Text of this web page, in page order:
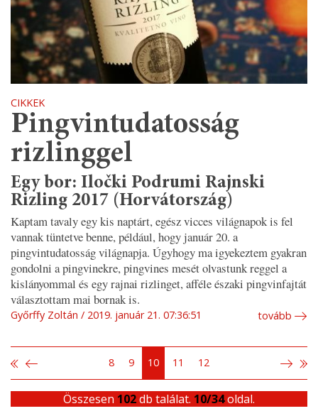
CIKKEK
Pingvintudatosság
rizlinggel
Egy bor: Iločki Podrumi Rajnski
Rizling 2017 (Horvátország)
Kaptam tavaly egy kis naptárt, egész vicces világnapok is fel
vannak tüntetve benne, például, hogy január 20. a
pingvintudatosság világnapja. Úgyhogy ma igyekeztem gyakran
gondolni a pingvinekre, pingvines mesét olvastunk reggel a
kislányommal és egy rajnai rizlinget, afféle északi pingvinfajtát
választottam mai bornak is.
Győrffy Zoltán 2019. január 21. 07:36:51 tovább
8 9 10 11 12
Összesen 102db találat. 10/34oldal.